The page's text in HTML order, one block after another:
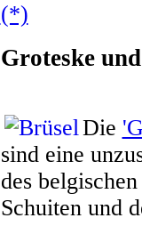
(*)
Groteske
Die
sind eine
des
Schuiten und